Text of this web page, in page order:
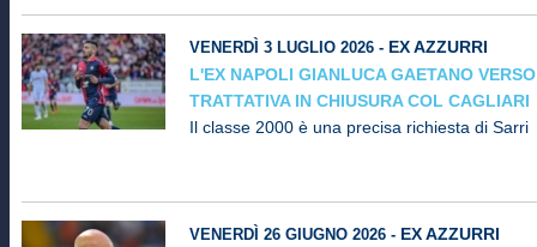
VENERDÌ 3 LUGLIO 2026 - EX AZZURRI
L'EX NAPOLI GIANLUCA GAETANO
TRATTATIVA IN CHIUSURA COL CAGLIARI
Il classe 2000 è una precisa richiesta di Sarri
VENERDÌ 26 GIUGNO 2026 - EX AZZURRI